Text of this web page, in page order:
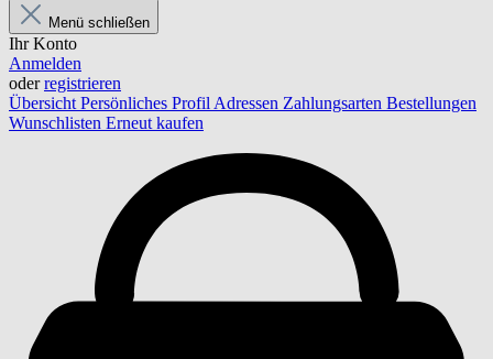
Menü schließen
Ihr Konto
Anmelden
oderregistrieren
Übersicht Persönliches Profil Adressen Zahlungsarten Bestellungen
Wunschlisten Erneut kaufen